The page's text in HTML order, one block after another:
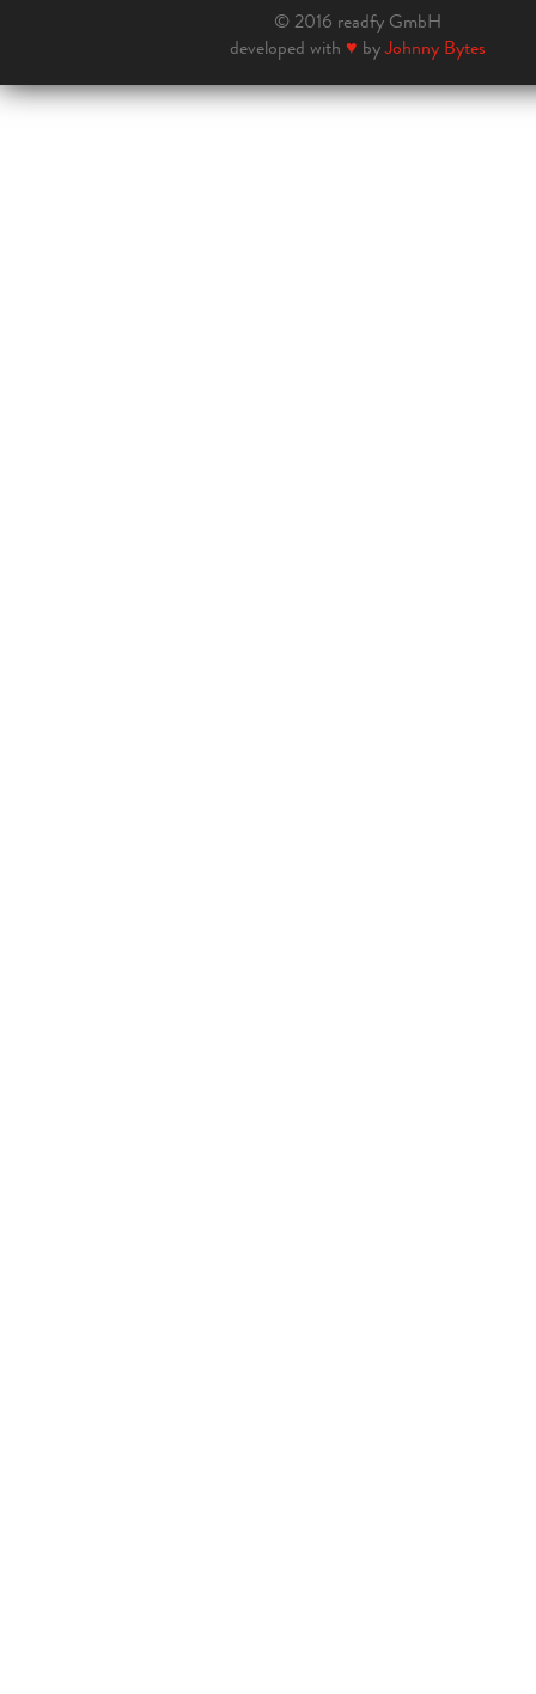
© 2016 readfy GmbH
developed with ♥ byJohnny Bytes